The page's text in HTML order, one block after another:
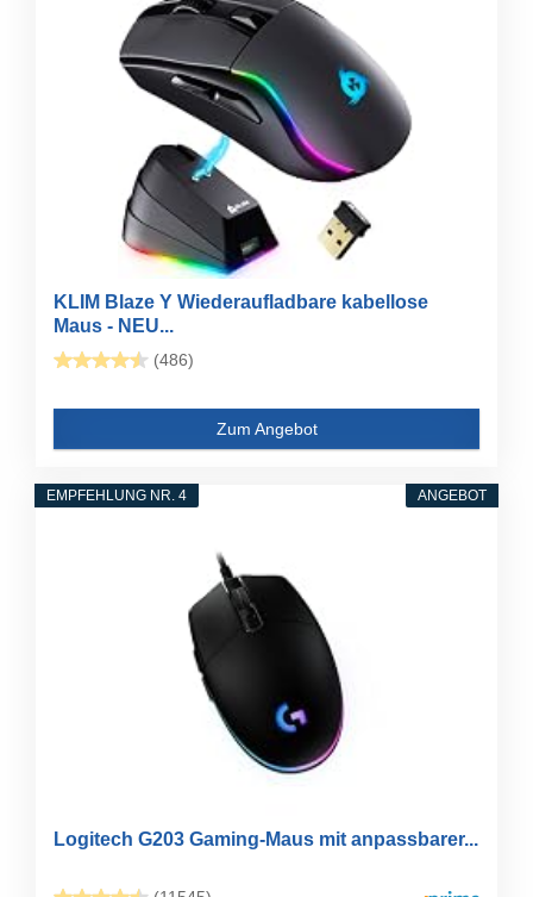
KLIM Blaze Y Wiederaufladbare kabellose
Maus - NEU...
(486)
Zum Angebot
ANGEBOT
EMPFEHLUNG NR. 4
Logitech G203 Gaming-Maus mit anpassbarer...